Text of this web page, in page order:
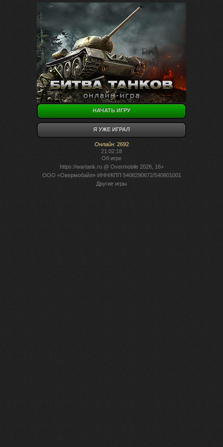
НАЧАТЬ ИГРУ
Я УЖЕ ИГРАЛ
Онлайн: 2692
21:02:18
Об игре
https://wartank.ru@ Overmobile 2026, 16+
ООО «Овермобайл» ИНН/КПП 5408290672/540801001
Другие игры